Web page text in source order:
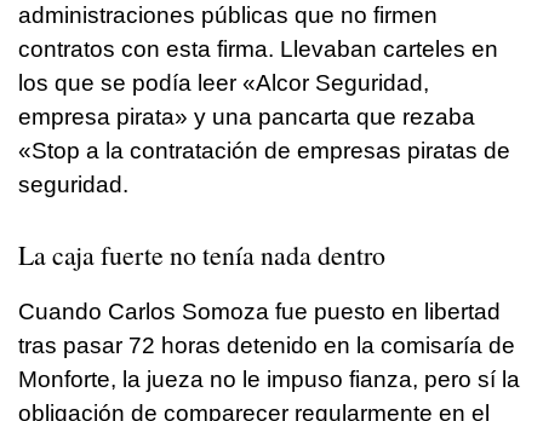
administraciones públicas que no firmen
contratos con esta firma. Llevaban carteles en
los que se podía leer «Alcor Seguridad,
empresa pirata» y una pancarta que rezaba
«Stop a la contratación de empresas piratas de
seguridad.
La caja fuerte no tenía nada dentro
Cuando Carlos Somoza fue puesto en libertad
tras pasar 72 horas detenido en la comisaría de
Monforte, la jueza no le impuso fianza, pero sí la
obligación de comparecer regularmente en el